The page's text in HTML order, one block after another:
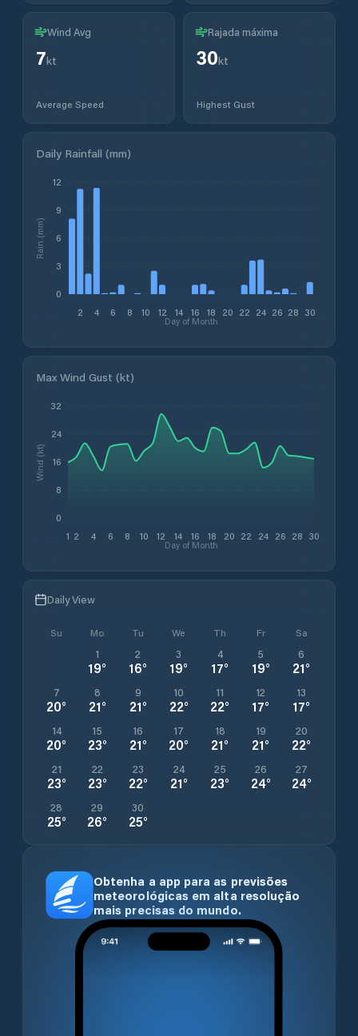
Wind Avg
7kt
Average Speed
Rajada máxima
30kt
Highest Gust
Daily Rainfall (mm)
2 4 6 8 10 12 14 16 18 20 22 24 26 28 30
Day of Month
0
3
6
9
12
Rain (mm)
Max Wind Gust (kt)
1 2 4 6 8 10 12 14 16 18 20 22 24 26 28 30
Day of Month
0
8
16
24
32
Wind (kt)
Daily View
Su Mo Tu We Th Fr Sa
1
19°
2
16°
3
19°
4
17°
5
19°
6
21°
7
20°
8
21°
9
21°
10
22°
11
22°
12
17°
13
17°
14
20°
15
23°
16
21°
17
20°
18
21°
19
21°
20
22°
21
23°
22
23°
23
22°
24
21°
25
23°
26
24°
27
24°
28
25°
29
26°
30
25°
Obtenha a app para as previsões
meteorológicas em alta resolução
mais precisas do mundo.